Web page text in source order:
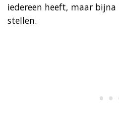
iedereen heeft, maar
stellen.